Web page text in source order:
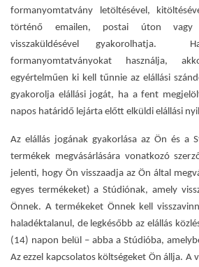
formanyomtatvány letöltésével,
történő emailen, postai úton vagy
visszaküldésével
formanyomtatványokat használja,
egyértelműen ki kell tűnnie az elállási
gyakorolja elállási jogát, ha a fent
napos határidő lejárta előtt elküldi elállási
Az elállás jogának gyakorlása az Ön és a
termékek megvásárlására vonatkozó
jelenti, hogy Ön visszaadja az Ön által
egyes termékeket) a Stúdiónak, amely
Önnek. A termékeket Önnek kell
haladéktalanul, de legkésőbb az elállás
(14) napon belül – abba a Stúdióba,
Az ezzel kapcsolatos költségeket Ön állja. A